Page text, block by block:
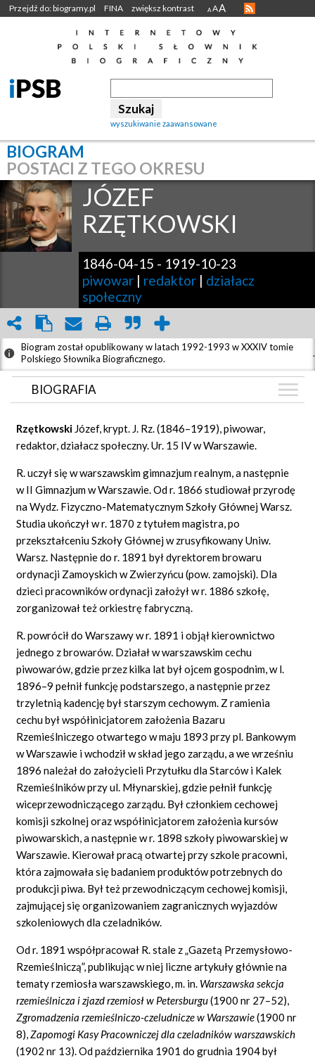
Przejdź do: biogramy.pl FINA zwiększ kontrast A AA
wyszukiwanie zaawansowane
BIOGRAM
POSTACI Z TEGO OKRESU
JÓZEF
RZĘTKOWSKI
1846-04-15 - 1919-10-23
piwowar | redaktor | działacz
społeczny
Biogram został opublikowany w latach 1992-1993 w XXXIV tomie
Polskiego Słownika Biograficznego.
.
BIOGRAFIA
ZDJĘCIA (1)
GRAF POWIĄZAŃ
DYSKUSJA
Mapa
Rzętkowski Józef, krypt. J. Rz. (1846–1919), piwowar,
redaktor, działacz społeczny. Ur. 15 IV w Warszawie.
R. uczył się w warszawskim gimnazjum realnym, a następnie
w II Gimnazjum w Warszawie. Od r. 1866 studiował przyrodę
na Wydz. Fizyczno-Matematycznym Szkoły Głównej Warsz.
Studia ukończył w r. 1870 z tytułem magistra, po
przekształceniu Szkoły Głównej w zrusyfikowany Uniw.
Warsz. Następnie do r. 1891 był dyrektorem browaru
ordynacji Zamoyskich w Zwierzyńcu (pow. zamojski). Dla
dzieci pracowników ordynacji założył w r. 1886 szkołę,
zorganizował też orkiestrę fabryczną.
R. powrócił do Warszawy w r. 1891 i objął kierownictwo
jednego z browarów. Działał w warszawskim cechu
piwowarów, gdzie przez kilka lat był ojcem gospodnim, w l.
1896–9 pełnił funkcję podstarszego, a następnie przez
trzyletnią kadencję był starszym cechowym. Z ramienia
cechu był współinicjatorem założenia Bazaru
Rzemieślniczego otwartego w maju 1893 przy pl. Bankowym
w Warszawie i wchodził w skład jego zarządu, a we wrześniu
1896 należał do założycieli Przytułku dla Starców i Kalek
Rzemieślników przy ul. Młynarskiej, gdzie pełnił funkcję
wiceprzewodniczącego zarządu. Był członkiem cechowej
komisji szkolnej oraz współinicjatorem założenia kursów
piwowarskich, a następnie w r. 1898 szkoły piwowarskiej w
Warszawie. Kierował pracą otwartej przy szkole pracowni,
która zajmowała się badaniem produktów potrzebnych do
produkcji piwa. Był też przewodniczącym cechowej komisji,
zajmującej się organizowaniem zagranicznych wyjazdów
szkoleniowych dla czeladników.
Od r. 1891 współpracował R. stale z „Gazetą Przemysłowo-
Rzemieślniczą”, publikując w niej liczne artykuły głównie na
tematy rzemiosła warszawskiego, m. in. Warszawska sekcja
rzemieślnicza i zjazd rzemiosł w Petersburgu(1900 nr 27–52),
Zgromadzenia rzemieślniczo-czeludnicze w Warszawie(1900 nr
8),Zapomogi Kasy Pracowniczej dla czeladników warszawskich
(1902 nr 13). Od października 1901 do grudnia 1904 był